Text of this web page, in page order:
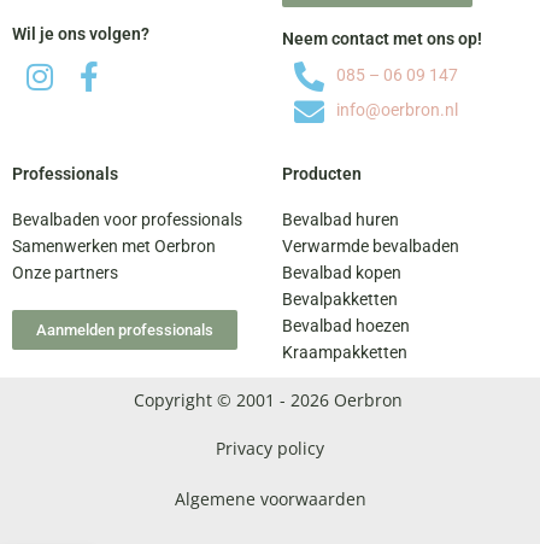
Wil je ons volgen?
Neem contact met ons op!
085 – 06 09 147
info@oerbron.nl
Professionals
Bevalbaden voor professionals
Samenwerken met Oerbron
Onze partners
Aanmelden professionals
Producten
Bevalbad huren
Verwarmde bevalbaden
Bevalbad kopen
Bevalpakketten
Bevalbad hoezen
Kraampakketten
Copyright © 2001 - 2026 Oerbron
Privacy policy
Algemene voorwaarden